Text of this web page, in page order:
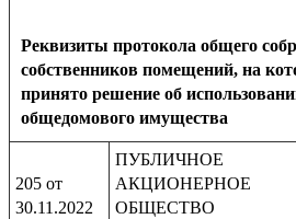
Реквизиты протокола общего
собственников помещений, на
принято решение об
общедомового имущества
205 от
30.11.2022
ПУБЛИЧНОЕ
АКЦИОНЕРНОЕ
ОБЩЕСТВО